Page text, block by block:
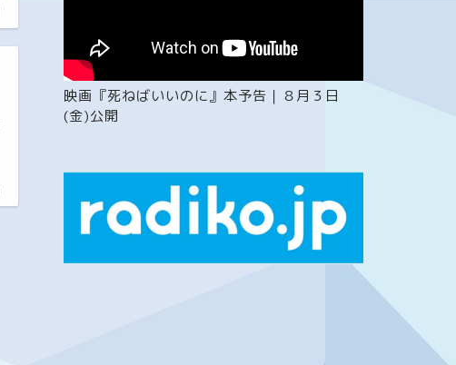
映画『死ねばいいのに』本予告｜８月３日
(金)公開